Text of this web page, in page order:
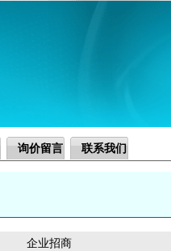
询价留言 联系我们
企业招商